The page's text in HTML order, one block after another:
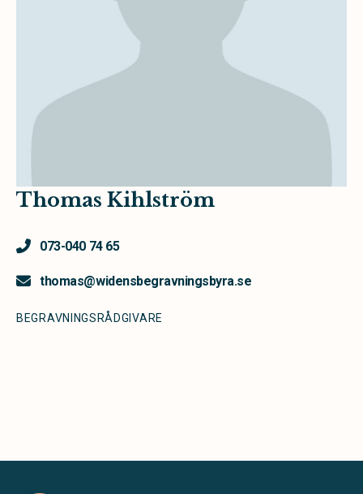
Thomas Kihlström
073-040 74 65
thomas@widensbegravningsbyra.se
BEGRAVNINGSRÅDGIVARE